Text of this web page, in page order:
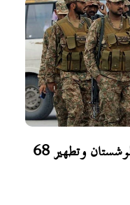
مقتل 3 مسلحين في عملية أمنية ببلوشستان وتطهير 68